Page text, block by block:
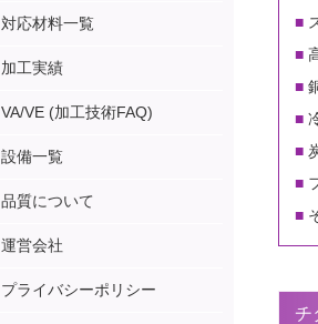
チ
対応材料一覧
加工実績
VA/VE (加工技術FAQ)
設備一覧
品質について
運営会社
プライバシーポリシー